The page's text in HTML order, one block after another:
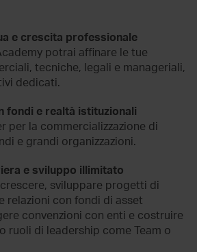
e crescita professionale
potrai affinare le tue
tecniche, legali e manageriali,
dedicati.
fondi e realtà istituzionali
per la commercializzazione di
e grandi organizzazioni.
e sviluppo illimitato
sviluppare progetti di
relazioni con fondi di asset
convenzioni con enti e costruire
ruoli di leadership come Team o